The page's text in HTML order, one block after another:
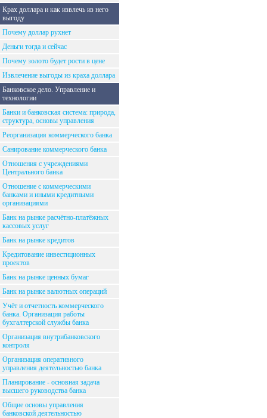
Крах доллара и как извлечь из него
выгоду
Почему доллар рухнет
Деньги тогда и сейчас
Почему золото будет рости в цене
Извлечение выгоды из краха доллара
Банковское дело. Управление и
технологии
Банки и банковская система: природа,
структура, основы управления
Реорганизация коммерческого банка
Санирование коммерческого банка
Отношения с учреждениями
Центрального банка
Отношение с коммерческими
банками и иными кредитными
организациями
Банк на рынке расчётно-платёжных
кассовых услуг
Банк на рынке кредитов
Кредитование инвестиционных
проектов
Банк на рынке ценных бумаг
Банк на рынке валютных операций
Учёт и отчетность коммерческого
банка. Организация работы
бухгалтерской службы банка
Организация внутрибанковского
контроля
Организация оперативного
управления деятельностью банка
Планирование - основная задача
высшего руководства банка
Общие основы управления
банковской деятельностью